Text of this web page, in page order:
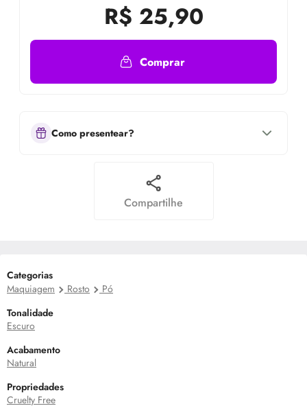
R$ 25,90
Comprar
Como presentear?
Compartilhe
Categorias
Maquiagem
Rosto
Pó
Tonalidade
Escuro
Acabamento
Natural
Propriedades
Cruelty Free